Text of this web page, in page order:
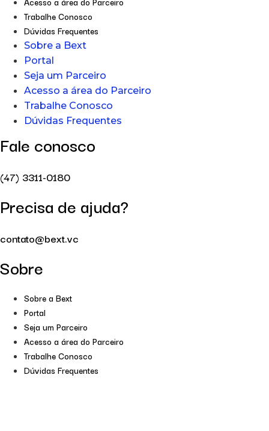
Trabalhe Conosco
Dúvidas Frequentes
Sobre a Bext
Portal
Seja um Parceiro
Acesso a área do Parceiro
Trabalhe Conosco
Dúvidas Frequentes
Fale conosco
(47) 3311-0180
Precisa de ajuda?
contato@bext.vc
Sobre
Sobre a Bext
Portal
Seja um Parceiro
Acesso a área do Parceiro
Trabalhe Conosco
Dúvidas Frequentes